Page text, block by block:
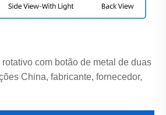
rotativo com botão de metal de duas
China, fabricante, fornecedor,